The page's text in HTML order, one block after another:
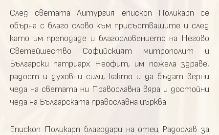
След светата Литургия епископ Поликарп се
обърна с благо слово към присъстващите и след
като им преподаде и благословението на Негово
Светейшество Софийският митрополит и
Български патриарх Неофит, им пожела здраве,
радост и духовни сили, както и да бъдат верни
чеда на светата ни Православна вяра и достойни
чеда на Българската православна църква.
Епископ Поликарп благодари на отец Радослав за